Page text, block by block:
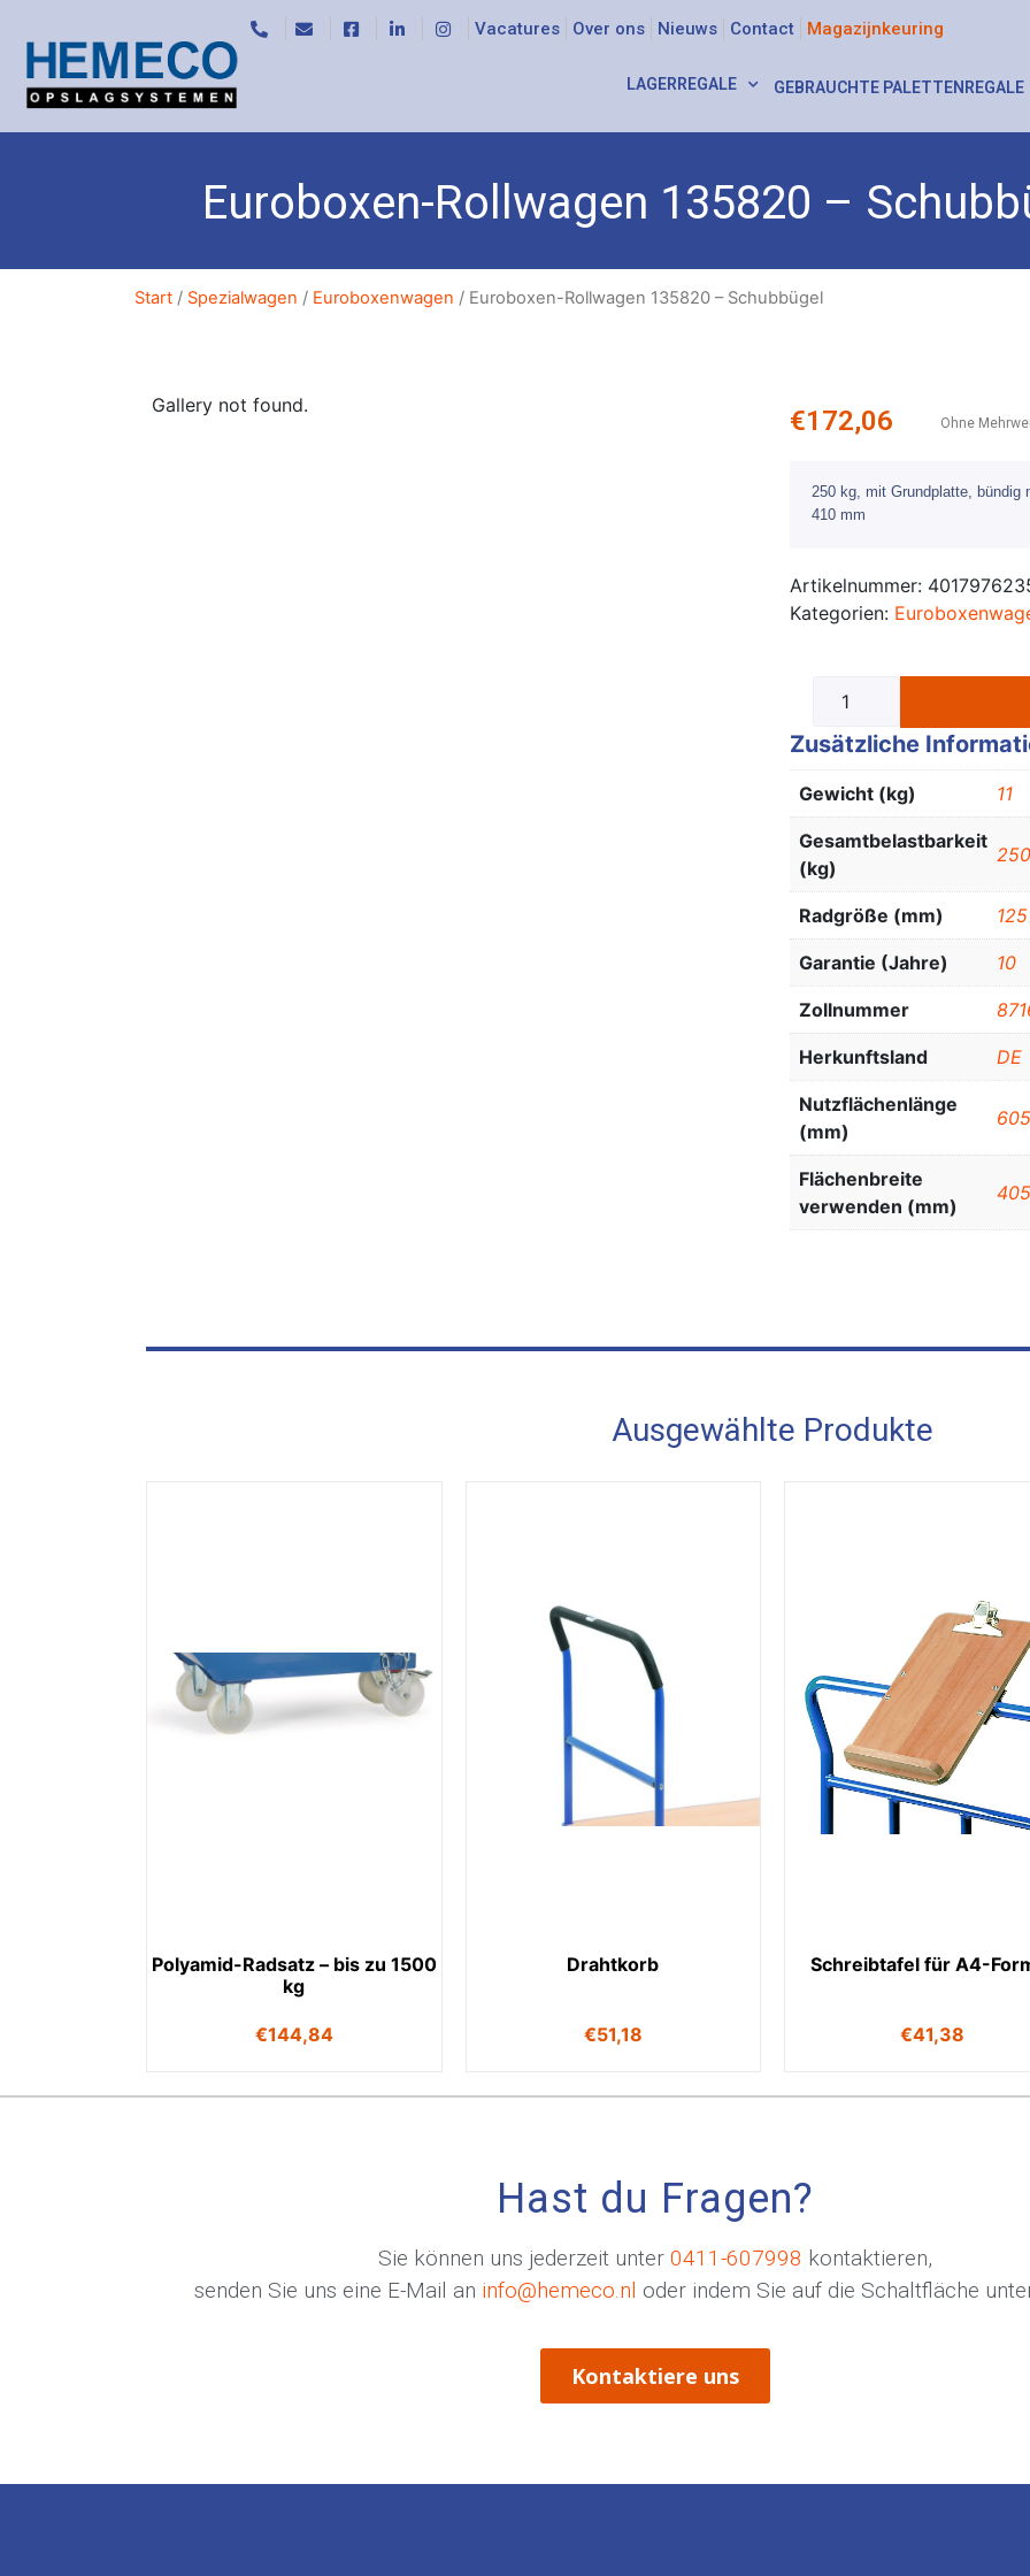
Vacatures Over ons Nieuws Contact Magazijnkeuring
LAGERREGALE GEBRAUCHTE PALETTENREGALE
Euroboxen-Rollwagen 135820 –
Start / Spezialwagen / Euroboxenwagen / Euroboxen-Rollwagen 135820 – Schubbügel
Gallery not found. €172,06 Ohne
250 kg, mit Grundplatte, bündig
410 mm
Artikelnummer:
Kategorien:
Zusätzliche
Gewicht (kg) 11
Gesamtbelastbarkeit
(kg)
250
Radgröße (mm)
Garantie (Jahre) 10
Zollnummer
Herkunftsland DE
Nutzflächenlänge
(mm)
605
Flächenbreite
verwenden (mm)
405
Ausgewählte Produkte
Polyamid-Radsatz – bis zu 1500
kg
€144,84
Drahtkorb
€51,18
Schreibtafel für A4-
€41,38
Hast du Fragen?
Sie können uns jederzeit unter 0411-607998 kontaktieren,
senden Sie uns eine E-Mail an info@hemeco.nl oder indem Sie auf die Schaltfläche
Kontaktiere uns